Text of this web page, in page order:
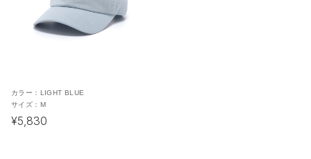
カラー： LIGHT BLUE
サイズ： M
¥5,830